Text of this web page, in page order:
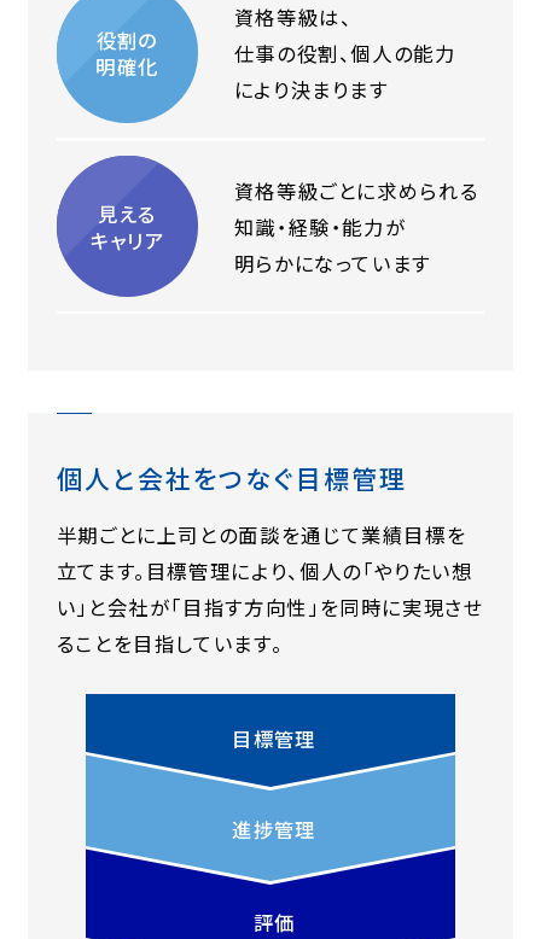
役割の
明確化
資格等級は、
仕事の役割、個人の能力
により決まります
見える
キャリア
資格等級ごとに求められる
知識・経験・能力が
明らかになっています
個人と会社をつなぐ目標管理
半期ごとに上司との面談を通じて業績目標を
立てます。目標管理により、個人の「やりたい想
い」と会社が「目指す方向性」を同時に実現させ
ることを目指しています。
目標管理
進捗管理
評価